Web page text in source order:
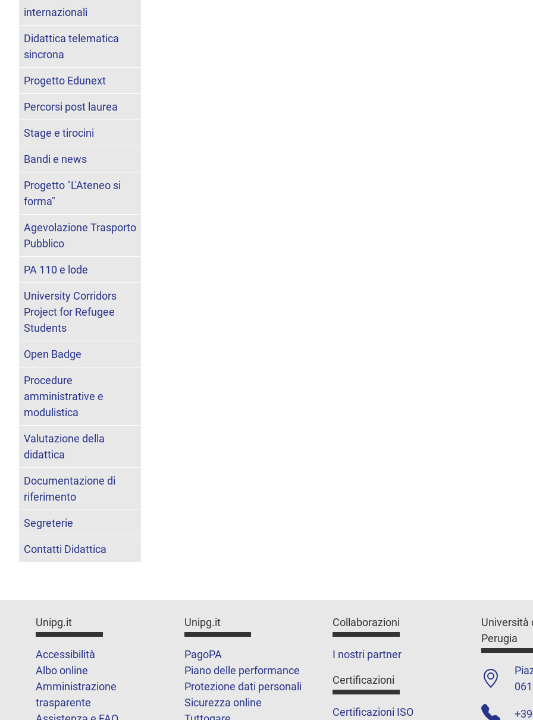
internazionali
Didattica telematica
sincrona
Progetto Edunext
Percorsi post laurea
Stage e tirocini
Bandi e news
Progetto "L'Ateneo si
forma"
Agevolazione Trasporto
Pubblico
PA 110 e lode
University Corridors
Project for Refugee
Students
Open Badge
Procedure
amministrative e
modulistica
Valutazione della
didattica
Documentazione di
riferimento
Segreterie
Contatti Didattica
Unipg.it
Accessibilità
Albo online
Amministrazione
trasparente
Unipg.it
PagoPA
Piano delle performance
Protezione dati personali
Sicurezza online
Collaborazioni
I nostri partner
Certificazioni
Certificazioni ISO
Università
Perugia